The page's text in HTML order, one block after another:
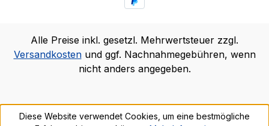
Alle Preise inkl. gesetzl. Mehrwertsteuer zzgl.
Versandkostenund ggf. Nachnahmegebühren, wenn
nicht anders angegeben.
Diese Website verwendet Cookies, um eine bestmögliche